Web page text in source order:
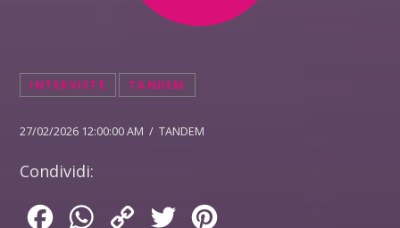
INTERVISTE TANDEM
27/02/2026 12:00:00 AM / TANDEM
Condividi:
FacebookWhatsApp
Copy
Twitter